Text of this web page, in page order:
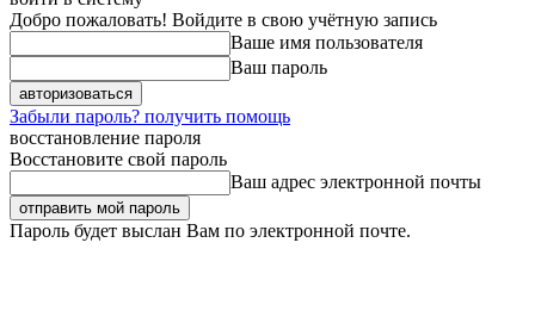
Добро пожаловать! Войдите в свою учётную запись
Ваше имя пользователя
Ваш пароль
Забыли пароль? получить помощь
восстановление пароля
Восстановите свой пароль
Ваш адрес электронной почты
Пароль будет выслан Вам по электронной почте.